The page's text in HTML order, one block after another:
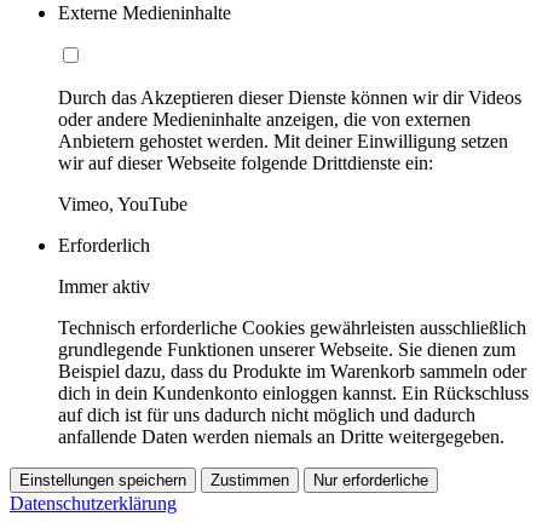
Externe Medieninhalte
Durch das Akzeptieren dieser Dienste können wir dir Videos
oder andere Medieninhalte anzeigen, die von externen
Anbietern gehostet werden. Mit deiner Einwilligung setzen
wir auf dieser Webseite folgende Drittdienste ein:
Vimeo, YouTube
Erforderlich
Immer aktiv
Technisch erforderliche Cookies gewährleisten ausschließlich
grundlegende Funktionen unserer Webseite. Sie dienen zum
Beispiel dazu, dass du Produkte im Warenkorb sammeln oder
dich in dein Kundenkonto einloggen kannst. Ein Rückschluss
auf dich ist für uns dadurch nicht möglich und dadurch
anfallende Daten werden niemals an Dritte weitergegeben.
Einstellungen speichern Zustimmen Nur erforderliche
Datenschutzerklärung